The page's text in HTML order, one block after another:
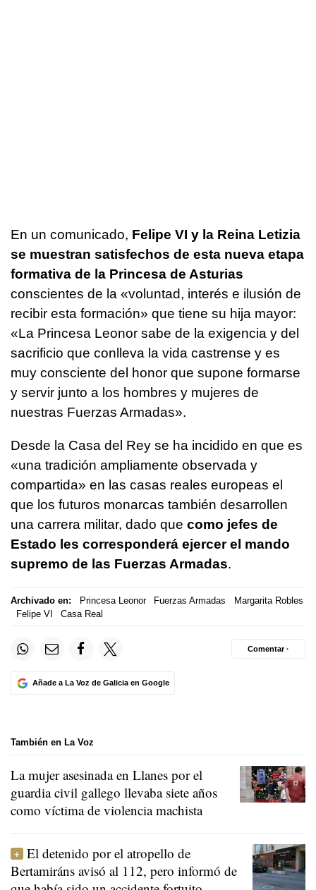
En un comunicado, Felipe VI y la Reina Letizia
se muestran satisfechos de esta nueva etapa
formativa de la Princesa de Asturias
conscientes de la «voluntad, interés e ilusión de
recibir esta formación» que tiene su hija mayor:
«La Princesa Leonor sabe de la exigencia y del
sacrificio que conlleva la vida castrense y es
muy consciente del honor que supone formarse
y servir junto a los hombres y mujeres de
nuestras Fuerzas Armadas».
Desde la Casa del Rey se ha incidido en que es
«una tradición ampliamente observada y
compartida» en las casas reales europeas el
que los futuros monarcas también desarrollen
una carrera militar, dado que como jefes de
Estado les corresponderá ejercer el mando
supremo de las Fuerzas Armadas.
Archivado en: Princesa Leonor Fuerzas Armadas
Margarita Robles
Felipe VI
Casa Real
Añade a La Voz de Galicia en Google
Comentar ·
También en La Voz
La mujer asesinada en Llanes por el
guardia civil gallego llevaba siete años
como víctima de violencia machista
El detenido por el atropello de
Bertamiráns avisó al 112, pero informó de